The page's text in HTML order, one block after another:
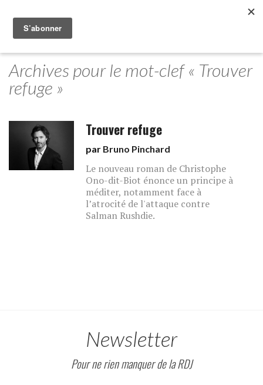
Archives pour le mot-clef « Trouver
refuge »
Trouver refuge
par Bruno Pinchard
Le nouveau roman de Christophe
Ono-dit-Biot énonce un principe à
méditer, notamment face à
l’atrocité de l'attaque contre
Salman Rushdie.
Newsletter
Pour ne rien manquer de la RDJ